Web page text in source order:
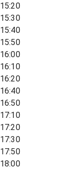
15:20
15:30
15:40
15:50
16:00
16:10
16:20
16:40
16:50
17:10
17:20
17:30
17:50
18:00